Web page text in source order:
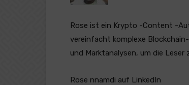
Rose ist ein Krypto -Content -
vereinfacht komplexe
und Marktanalysen, um die
Rose nnamdi auf LinkedIn